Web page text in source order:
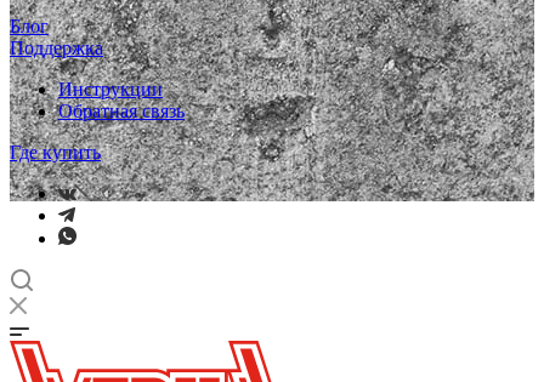
Блог
Поддержка
Инструкции
Обратная связь
Где купить